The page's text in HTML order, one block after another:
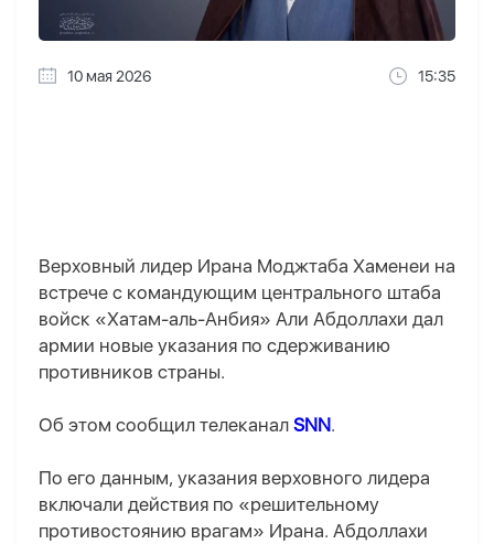
10 мая 2026 15:35
Верховный лидер Ирана Моджтаба Хаменеи на
встрече с командующим центрального штаба
войск «Хатам-аль-Анбия» Али Абдоллахи дал
армии новые указания по сдерживанию
противников страны.
Об этом сообщил телеканал SNN.
По его данным, указания верховного лидера
включали действия по «решительному
противостоянию врагам» Ирана. Абдоллахи